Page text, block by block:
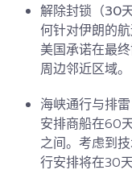
解除封锁（30
何针对伊朗的
美国承诺在最
周边邻近区域。
海峡通行与排雷
安排商船在60
之间。考虑到
行安排将在30